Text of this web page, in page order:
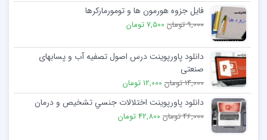
فایل جزوه هورمون ها و تومورمارکرها
9,000 تومان 7,500 تومان
دانلود پاورپوینت درس اصول تصفیه آب و پسابهای
صنعتی
14,000 تومان 12,000 تومان
دانلود پاورپوینت اختلالات جنسي تشخيص و درمان
46,000 تومان 42,800 تومان